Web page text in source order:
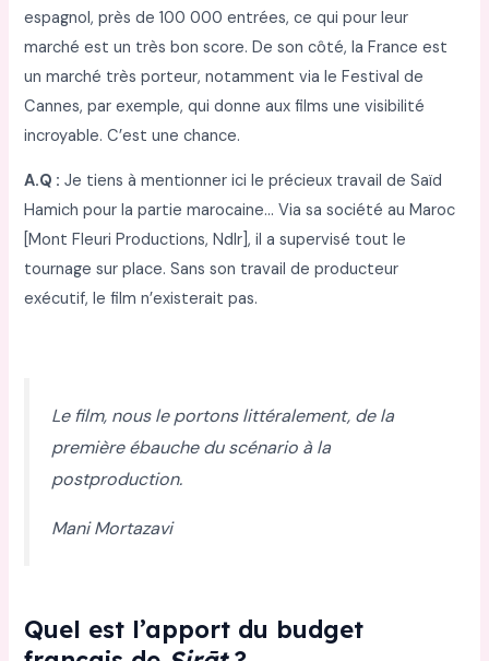
espagnol, près de 100 000 entrées, ce qui pour leur
marché est un très bon score. De son côté, la France est
un marché très porteur, notamment via le Festival de
Cannes, par exemple, qui donne aux films une visibilité
incroyable. C’est une chance.
A.Q : Je tiens à mentionner ici le précieux travail de Saïd
Hamich pour la partie marocaine… Via sa société au Maroc
[Mont Fleuri Productions, Ndlr], il a supervisé tout le
tournage sur place. Sans son travail de producteur
exécutif, le film n’existerait pas.
Le film, nous le portons littéralement, de la
première ébauche du scénario à la
postproduction.
Mani Mortazavi
Quel est l’apport du budget